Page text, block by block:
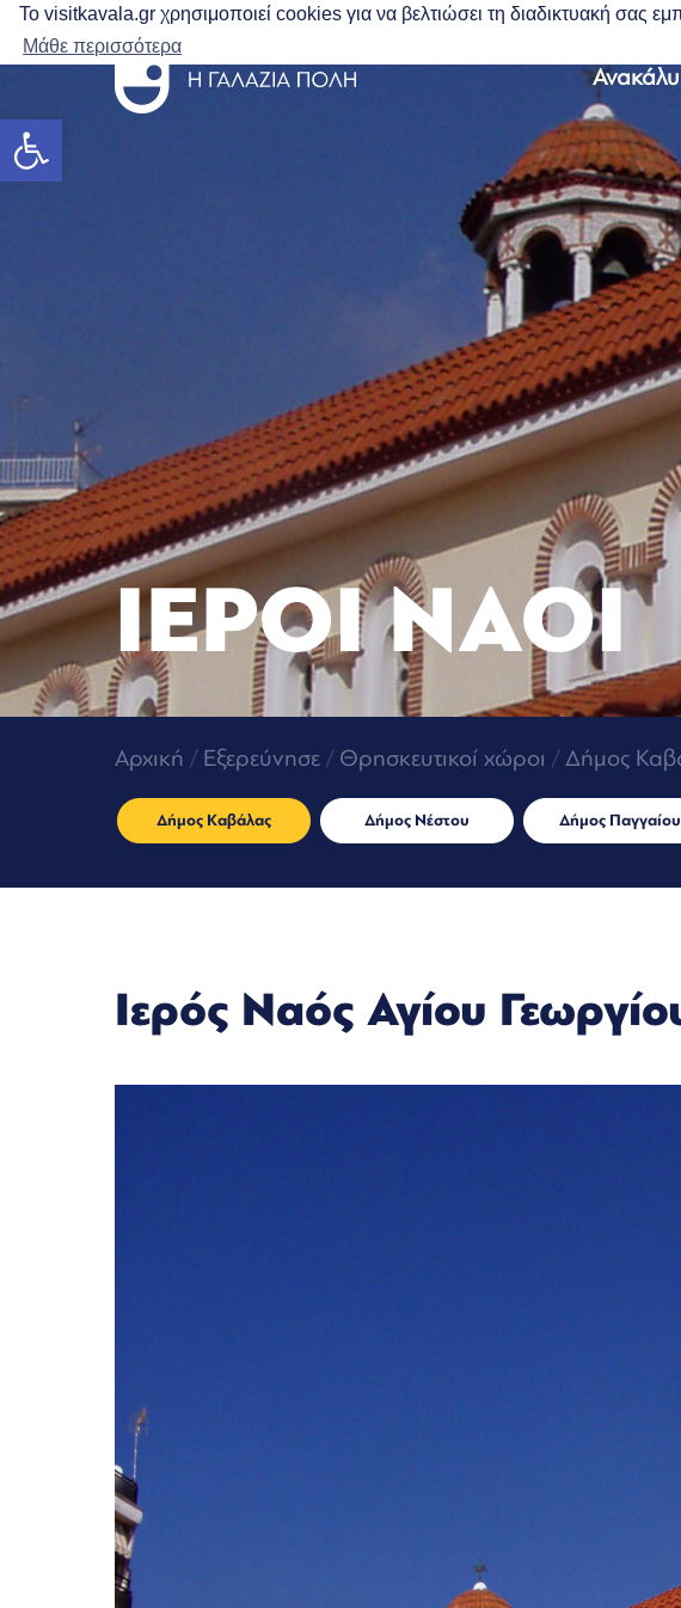
Το visitkavala.gr χρησιμοποιεί cookies για να βελτιώσει τη διαδικτυακή σας
Μάθε περισσότερα
Ανοίξτε τη γραμμή εργαλείων
ΙΕΡΟΙ ΝΑΟΙ
Αρχική / Εξερεύνησε / Θρησκευτικοί χώροι / Δήμος
Δήμος Καβάλας Δήμος Νέστου Δήμος Παγγαίου
Ιερός Ναός Αγίου